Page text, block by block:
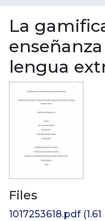
Statistics
La
lengua
Files
1017253618.pdf(1.61